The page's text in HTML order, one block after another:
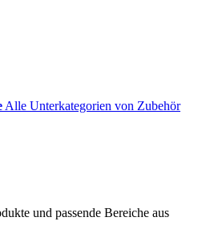
Alle Unterkategorien von Zubehör
und passende Bereiche aus